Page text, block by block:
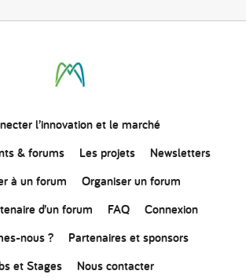
l’innovationet le marché
& forums
Les projets
Newsletters
à un forum
Organiser un forum
d’un forum
FAQ
Connexion
nous ?
Partenaires et sponsors
et Stages
Nous contacter